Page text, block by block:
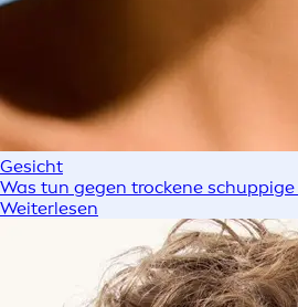
Gesicht
Was tun gegen trockene
Weiterlesen